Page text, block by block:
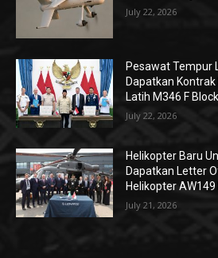
July 22, 2026
Pesawat Tempur
Dapatkan
Latih M346 F
July 22, 2026
Helikopter Baru
Dapatkan Letter
Helikopter
July 21, 2026